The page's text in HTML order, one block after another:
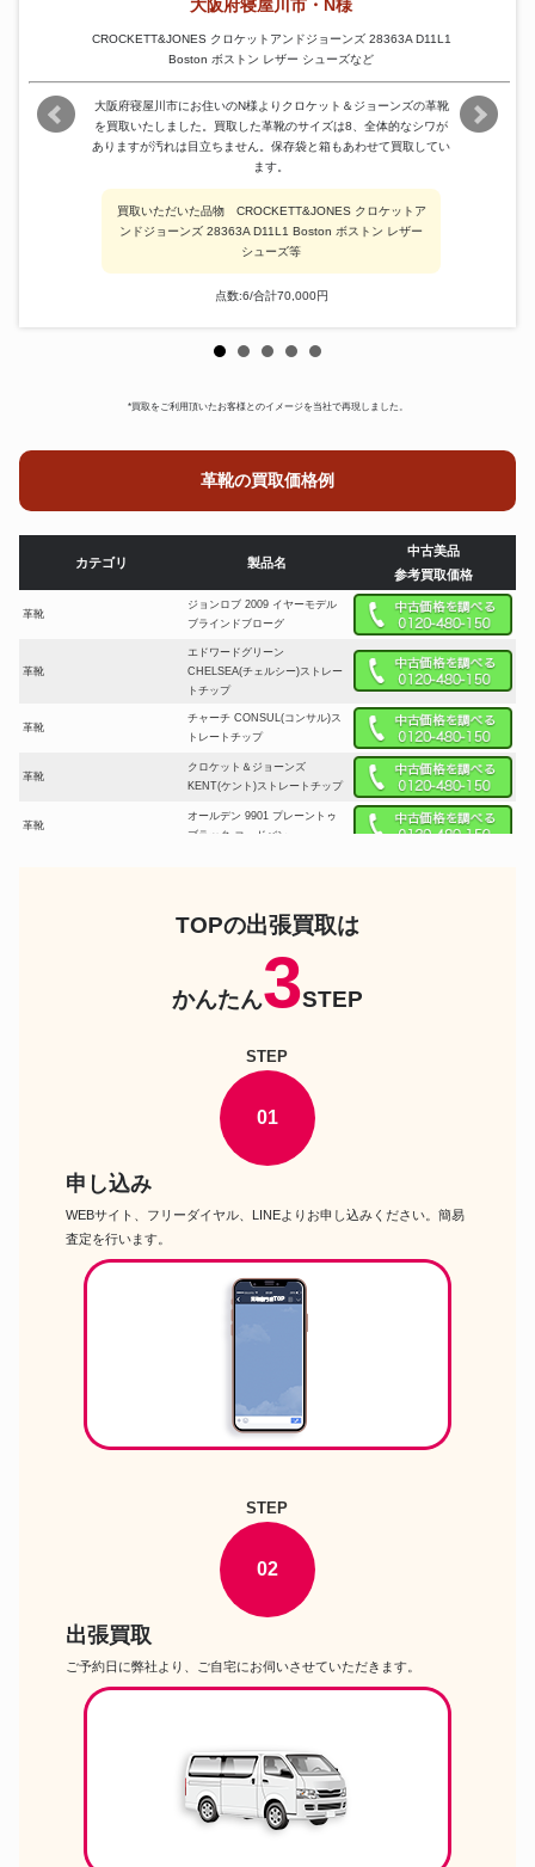
大阪府寝屋川市・N様
CROCKETT&JONES クロケットアンドジョーンズ 28363A D11L1
Boston ボストン レザー シューズなど
大阪府寝屋川市にお住いのN様よりクロケット＆ジョーンズの革靴
を買取いたしました。買取した革靴のサイズは8、全体的なシワが
ありますが汚れは目立ちません。保存袋と箱もあわせて買取してい
ます。
買取いただいた品物 CROCKETT&JONES クロケットア
ンドジョーンズ 28363A D11L1 Boston ボストン レザー
シューズ等
点数:6/合計70,000円
*買取をご利用頂いたお客様とのイメージを当社で再現しました。
革靴の買取価格例
カテゴリ 製品名
中古美品
参考買取価格
革靴
ジョンロブ 2009 イヤーモデル
ブラインドブローグ
革靴
エドワードグリーン
CHELSEA(チェルシー)ストレー
トチップ
革靴
チャーチ CONSUL(コンサル)ス
トレートチップ
革靴
クロケット＆ジョーンズ
KENT(ケント)ストレートチップ
革靴
オールデン 9901 プレーントゥ
ブラック コードバン
パラブーツ REIMS(ランス) ロー
ファー リスレザー
トリッカーズ M2508 モールトン
スコッチグレイン インペリアル
ブラックⅡ 948BL
シルバノラッタンジ ストレート
チップ ブラック
カルミナ 910 ホールカット ブラ
ベルルッティ アンディ
ホワイツ セミドレス
レンド 845ラスト ストレートチ
ップ ブラック
サントーニ ダブルモンク ブラッ
カルマンソロジー A.1583 Uチッ
フラテッリジャコメッティ
FG373 サイドゴアブーツ ブラッ
TOPの出張買取は
かんたん3STEP
STEP
01
申し込み
WEBサイト、フリーダイヤル、LINEよりお申し込みください。簡易
査定を行います。
STEP
02
出張買取
ご予約日に弊社より、ご自宅にお伺いさせていただきます。